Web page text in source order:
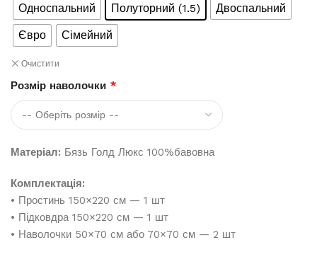
Односпальний
Полуторний (1.5)
Двоспальний
Євро
Сімейний
Очистити
Розмір наволочки *
Матеріал: Бязь Голд Люкс 100%бавовна
Комплектація:
• Простинь 150×220 см — 1 шт
• Підковдра 150×220 см — 1 шт
• Наволочки 50×70 см або 70×70 см — 2 шт